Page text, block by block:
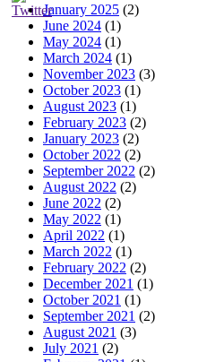
January 2025 (2)
June 2024 (1)
May 2024 (1)
March 2024 (1)
November 2023 (3)
October 2023 (1)
August 2023 (1)
February 2023 (2)
January 2023 (2)
October 2022 (2)
September 2022 (2)
August 2022 (2)
June 2022 (2)
May 2022 (1)
April 2022 (1)
March 2022 (1)
February 2022 (2)
December 2021 (1)
October 2021 (1)
September 2021 (2)
August 2021 (3)
July 2021 (2)